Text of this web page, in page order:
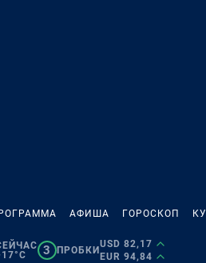
АФИША ГОРОСКОП
3 ПРОБКИ
USD 82,17
EUR 94,84